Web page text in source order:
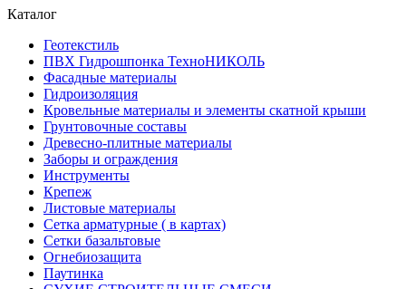
Каталог
Геотекстиль
ПВХ Гидрошпонка ТехноНИКОЛЬ
Фасадные материалы
Гидроизоляция
Кровельные материалы и элементы скатной крыши
Грунтовочные составы
Древесно-плитные материалы
Заборы и ограждения
Инструменты
Крепеж
Листовые материалы
Сетка арматурные ( в картах)
Сетки базальтовые
Огнебиозащита
Паутинка